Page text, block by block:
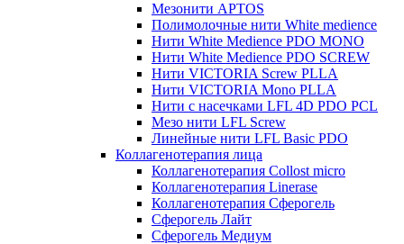
Мезонити APTOS
Полимолочные нити White medience
Нити White Medience PDO MONO
Нити White Medience PDO SCREW
Нити VICTORIA Screw PLLA
Нити VICTORIA Mono PLLA
Нити с насечками LFL 4D PDO PCL
Мезо нити LFL Screw
Линейные нити LFL Basic PDO
Коллагенотерапия лица
Коллагенотерапия Collost micro
Коллагенотерапия Linerase
Коллагенотерапия Сферогель
Сферогель Лайт
Сферогель Медиум